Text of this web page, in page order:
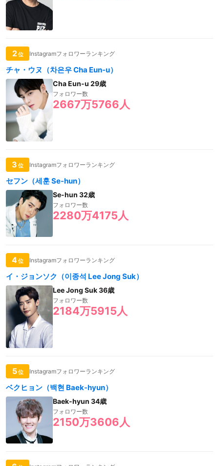
2位 Instagramフォロワーランキング
チャ・ウヌ（차은우 Cha Eun-u）
Cha Eun-u 29歳
フォロワー数
2667万5766人
3 位 Instagramフォロワーランキング
セフン（세훈 Se-hun）
Se-hun 32歳
フォロワー数
2280万4175人
4位 Instagramフォロワーランキング
イ・ジョンソク（이종석 Lee Jong Suk）
Lee Jong Suk 36歳
フォロワー数
2184万5915人
5位 Instagramフォロワーランキング
ベクヒョン（백현 Baek-hyun）
Baek-hyun 34歳
フォロワー数
2150万3606人